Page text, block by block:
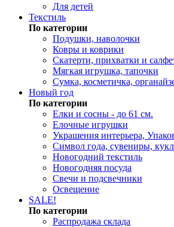
Для детей
Текстиль
По категории
Подушки, наволочки
Ковры и коврики
Скатерти, прихватки и
Мягкая игрушка, тапочки
Сумка, косметичка,
Новый год
По категории
Елки и сосны - до 61 см.
Елочные игрушки
Украшения интерьера,
Символ года, сувениры,
Новогодний текстиль
Новогодняя посуда
Свечи и подсвечники
Освещение
SALE!
По категории
Распродажа склада